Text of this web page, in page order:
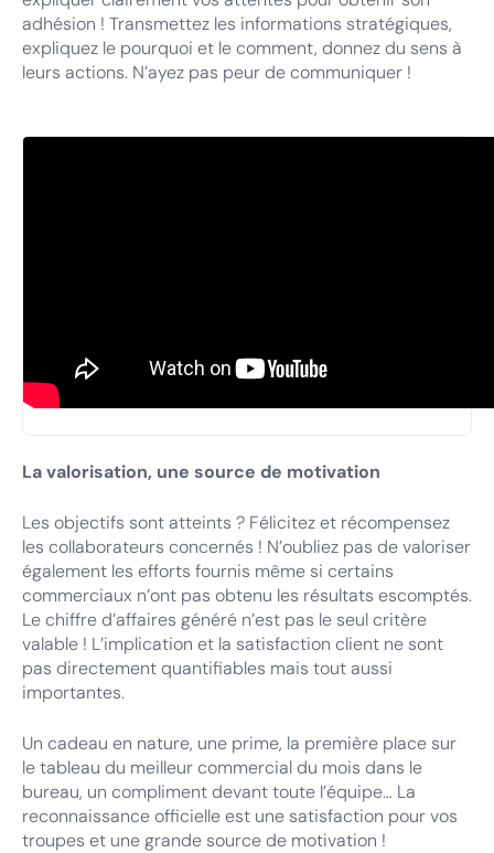
adhésion ! Transmettez les informations stratégiques,
expliquez le pourquoi et le comment, donnez du sens à
leurs actions. N’ayez pas peur de communiquer !
La valorisation, une source de motivation
Les objectifs sont atteints ? Félicitez et récompensez
les collaborateurs concernés ! N’oubliez pas de valoriser
également les efforts fournis même si certains
commerciaux n’ont pas obtenu les résultats escomptés.
Le chiffre d’affaires généré n’est pas le seul critère
valable ! L’implication et la satisfaction client ne sont
pas directement quantifiables mais tout aussi
importantes.
Un cadeau en nature, une prime, la première place sur
le tableau du meilleur commercial du mois dans le
bureau, un compliment devant toute l’équipe… La
reconnaissance officielle est une satisfaction pour vos
troupes et une grande source de motivation !